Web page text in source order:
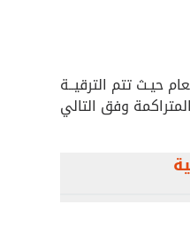
حيـث تتم الترقيــة